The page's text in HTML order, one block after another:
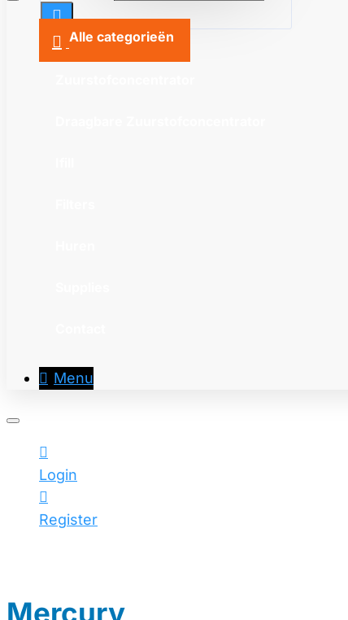
Alle categorieën
Menu
Login
Register
Mercury